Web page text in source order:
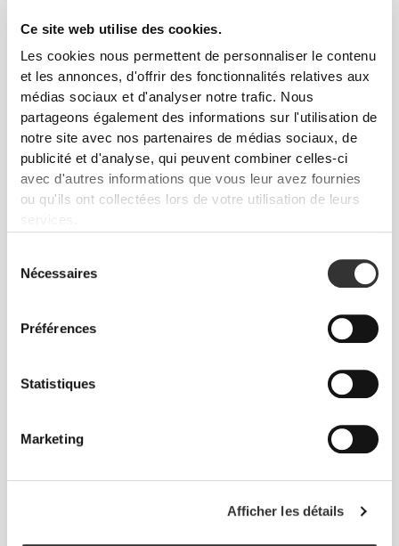
Ce site web utilise des cookies.
Les cookies nous permettent de personnaliser le contenu
et les annonces, d'offrir des fonctionnalités relatives aux
médias sociaux et d'analyser notre trafic. Nous
partageons également des informations sur l'utilisation de
notre site avec nos partenaires de médias sociaux, de
publicité et d'analyse, qui peuvent combiner celles-ci
avec d'autres informations que vous leur avez fournies
ou qu'ils ont collectées lors de votre utilisation de leurs
services.
Nécessaires
Préférences
Statistiques
Marketing
Afficher les détails
355 g
355 g
Sauce Chipotle Ranch Zero
€2.99